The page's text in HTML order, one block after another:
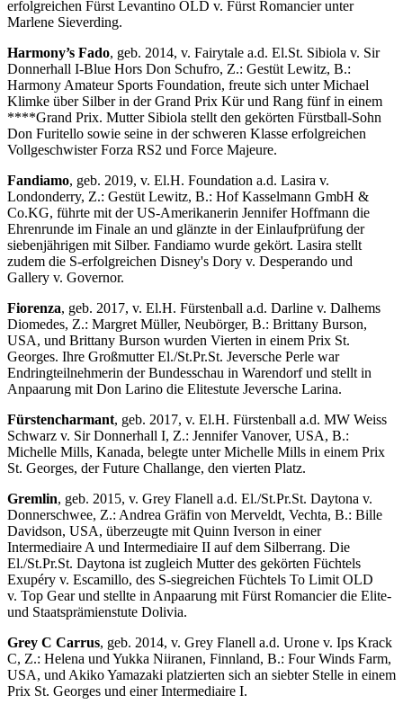
erfolgreichen Fürst Levantino OLD v. Fürst Romancier unter
Marlene Sieverding.
Harmony’s Fado, geb. 2014, v. Fairytale a.d. El.St. Sibiola v. Sir
Donnerhall I-Blue Hors Don Schufro, Z.: Gestüt Lewitz, B.:
Harmony Amateur Sports Foundation, freute sich unter Michael
Klimke über Silber in der Grand Prix Kür und Rang fünf in einem
****Grand Prix. Mutter Sibiola stellt den gekörten Fürstball-Sohn
Don Furitello sowie seine in der schweren Klasse erfolgreichen
Vollgeschwister Forza RS2 und Force Majeure.
Fandiamo, geb. 2019, v. El.H. Foundation a.d. Lasira v.
Londonderry, Z.: Gestüt Lewitz, B.: Hof Kasselmann GmbH &
Co.KG, führte mit der US-Amerikanerin Jennifer Hoffmann die
Ehrenrunde im Finale an und glänzte in der Einlaufprüfung der
siebenjährigen mit Silber. Fandiamo wurde gekört. Lasira stellt
zudem die S-erfolgreichen Disney's Dory v. Desperando und
Gallery v. Governor.
Fiorenza, geb. 2017, v. El.H. Fürstenball a.d. Darline v. Dalhems
Diomedes, Z.: Margret Müller, Neubörger, B.: Brittany Burson,
USA, und Brittany Burson wurden Vierten in einem Prix St.
Georges. Ihre Großmutter El./St.Pr.St. Jeversche Perle war
Endringteilnehmerin der Bundesschau in Warendorf und stellt in
Anpaarung mit Don Larino die Elitestute Jeversche Larina.
Fürstencharmant, geb. 2017, v. El.H. Fürstenball a.d. MW Weiss
Schwarz v. Sir Donnerhall I, Z.: Jennifer Vanover, USA, B.:
Michelle Mills, Kanada, belegte unter Michelle Mills in einem Prix
St. Georges, der Future Challange, den vierten Platz.
Gremlin, geb. 2015, v. Grey Flanell a.d. El./St.Pr.St. Daytona v.
Donnerschwee, Z.: Andrea Gräfin von Merveldt, Vechta, B.: Bille
Davidson, USA, überzeugte mit Quinn Iverson in einer
Intermediaire A und Intermediaire II auf dem Silberrang. Die
El./St.Pr.St. Daytona ist zugleich Mutter des gekörten Füchtels
Exupéry v. Escamillo, des S-siegreichen Füchtels To Limit OLD
v. Top Gear und stellte in Anpaarung mit Fürst Romancier die Elite-
und Staatsprämienstute Dolivia.
Grey C Carrus, geb. 2014, v. Grey Flanell a.d. Urone v. Ips Krack
C, Z.: Helena und Yukka Niiranen, Finnland, B.: Four Winds Farm,
USA, und Akiko Yamazaki platzierten sich an siebter Stelle in einem
Prix St. Georges und einer Intermediaire I.